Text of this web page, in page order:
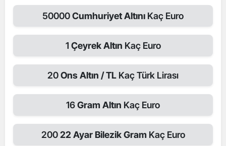
50000Cumhuriyet Altını Kaç Euro
1 Çeyrek Altın Kaç Euro
20Ons Altın / TL Kaç Türk Lirası
16Gram Altın Kaç Euro
20022 Ayar Bilezik Gram Kaç Euro